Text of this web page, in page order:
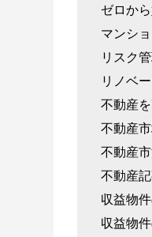
ゼロか
マンシ
リスク
リノベ
不動産
不動産
不動産
不動産
収益物
収益物